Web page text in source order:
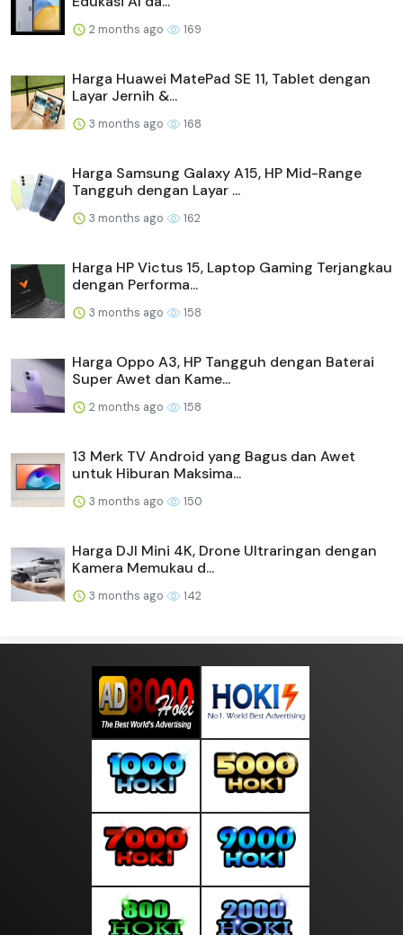
2 months ago 169
Harga Huawei MatePad SE 11, Tablet dengan
Layar Jernih &...
3 months ago 168
Harga Samsung Galaxy A15, HP Mid-Range
Tangguh dengan Layar ...
3 months ago 162
Harga HP Victus 15, Laptop Gaming Terjangkau
dengan Performa...
3 months ago 158
Harga Oppo A3, HP Tangguh dengan Baterai
Super Awet dan Kame...
2 months ago 158
13 Merk TV Android yang Bagus dan Awet
untuk Hiburan Maksima...
3 months ago 150
Harga DJI Mini 4K, Drone Ultraringan dengan
Kamera Memukau d...
3 months ago 142